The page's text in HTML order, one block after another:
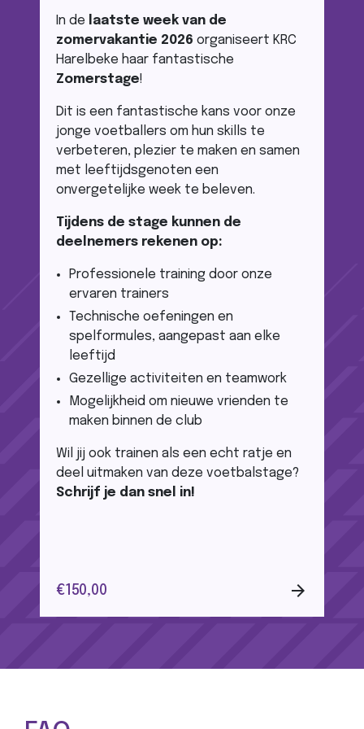
In de
laatste week van de
zomervakantie 2026 organiseert KRC
Harelbeke haar fantastische
Zomerstage!
Dit is een fantastische kans voor onze
jonge voetballers om hun skills te
verbeteren, plezier te maken en samen
met leeftijdsgenoten een
onvergetelijke week te beleven.
Tijdens de stage kunnen de
deelnemers rekenen op:
Professionele training door onze
ervaren trainers
Technische oefeningen en
spelformules, aangepast aan elke
leeftijd
Gezellige activiteiten en teamwork
Mogelijkheid om nieuwe vrienden te
maken binnen de club
Wil jij ook trainen als een echt ratje en
deel uitmaken van deze voetbalstage?
Schrijf je dan snel in!
€150,00 arrow_forward